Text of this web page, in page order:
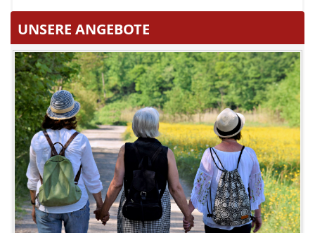
UNSERE ANGEBOTE